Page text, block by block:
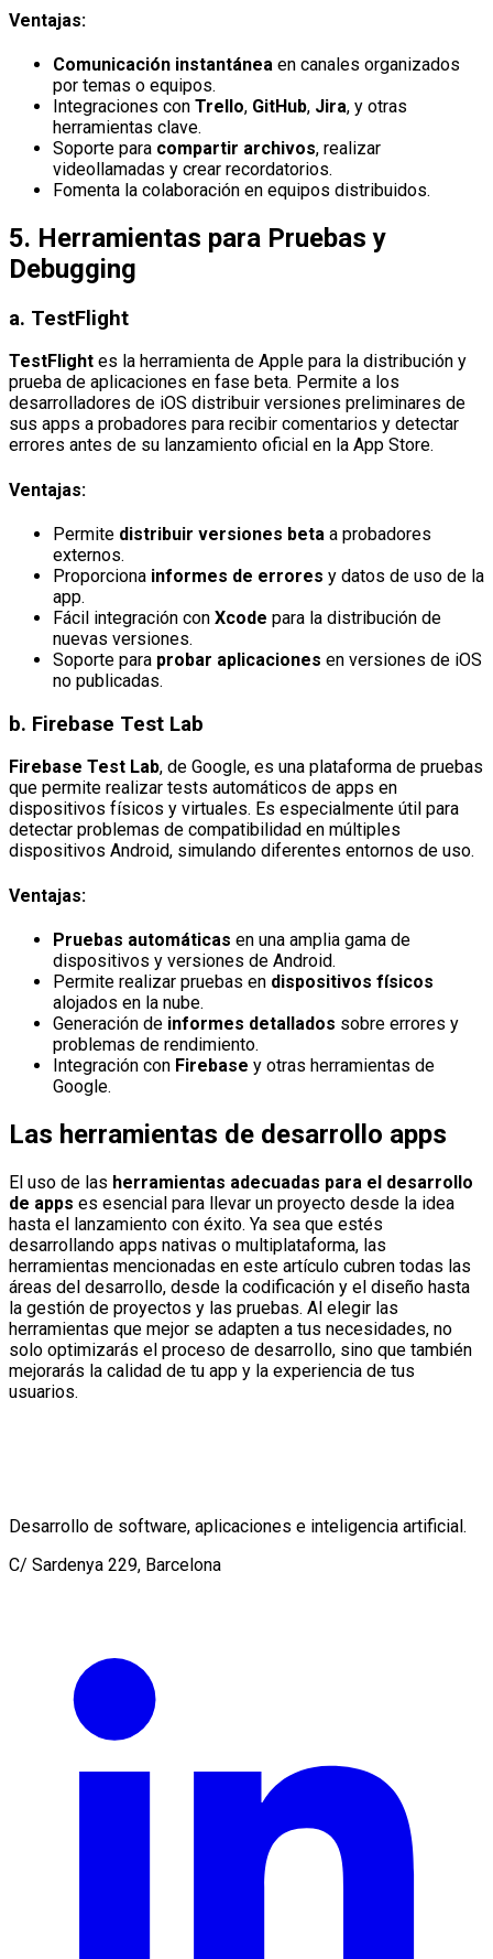
Ventajas:
Comunicación instantánea en canales organizados
por temas o equipos.
Integraciones con Trello, GitHub, Jira, y otras
herramientas clave.
Soporte para compartir archivos, realizar
videollamadas y crear recordatorios.
Fomenta la colaboración en equipos distribuidos.
5. Herramientas para Pruebas y
Debugging
a. TestFlight
TestFlight es la herramienta de Apple para la distribución y
prueba de aplicaciones en fase beta. Permite a los
desarrolladores de iOS distribuir versiones preliminares de
sus apps a probadores para recibir comentarios y detectar
errores antes de su lanzamiento oficial en la App Store.
Ventajas:
Permite distribuir versiones beta a probadores
externos.
Proporciona informes de errores y datos de uso de la
app.
Fácil integración con Xcode para la distribución de
nuevas versiones.
Soporte para probar aplicaciones en versiones de iOS
no publicadas.
b. Firebase Test Lab
Firebase Test Lab, de Google, es una plataforma de pruebas
que permite realizar tests automáticos de apps en
dispositivos físicos y virtuales. Es especialmente útil para
detectar problemas de compatibilidad en múltiples
dispositivos Android, simulando diferentes entornos de uso.
Ventajas:
Pruebas automáticas en una amplia gama de
dispositivos y versiones de Android.
Permite realizar pruebas en dispositivos físicos
alojados en la nube.
Generación de informes detallados sobre errores y
problemas de rendimiento.
Integración con Firebase y otras herramientas de
Google.
Las herramientas de desarrollo apps
El uso de las herramientas adecuadas para el desarrollo
de apps es esencial para llevar un proyecto desde la idea
hasta el lanzamiento con éxito. Ya sea que estés
desarrollando apps nativas o multiplataforma, las
herramientas mencionadas en este artículo cubren todas las
áreas del desarrollo, desde la codificación y el diseño hasta
la gestión de proyectos y las pruebas. Al elegir las
herramientas que mejor se adapten a tus necesidades, no
solo optimizarás el proceso de desarrollo, sino que también
mejorarás la calidad de tu app y la experiencia de tus
usuarios.
Desarrollo de software, aplicaciones e inteligencia artificial.
C/ Sardenya 229, Barcelona